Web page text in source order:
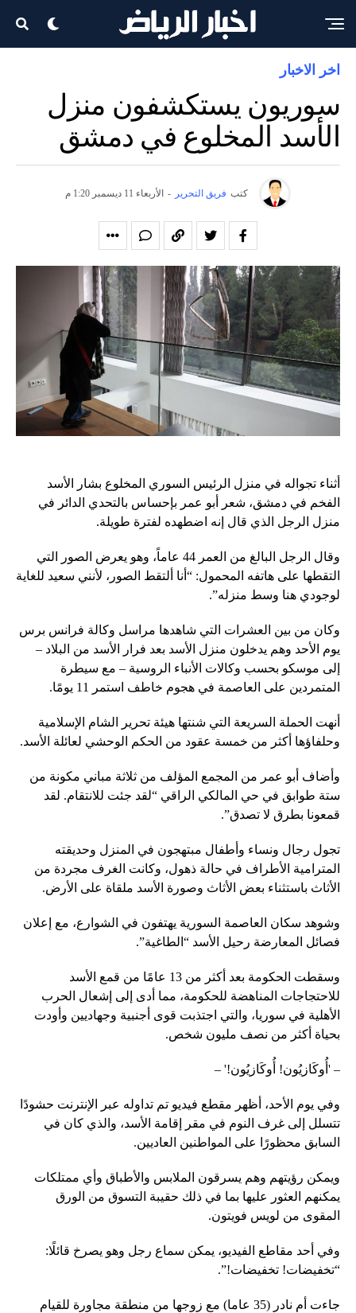
اخر الاخبار
سوريون يستكشفون منزل
الأسد المخلوع في دمشق
كتب فريق التحرير - الأربعاء 11 ديسمبر 1:20 م
أثناء تجواله في منزل الرئيس السوري المخلوع بشار الأسد
الفخم في دمشق، شعر أبو عمر بإحساس بالتحدي الدائر في
منزل الرجل الذي قال إنه اضطهده لفترة طويلة.
وقال الرجل البالغ من العمر 44 عاماً، وهو يعرض الصور التي
التقطها على هاتفه المحمول: “أنا ألتقط الصور، لأنني سعيد للغاية
لوجودي هنا وسط منزله”.
وكان من بين العشرات التي شاهدها مراسل وكالة فرانس برس
يوم الأحد وهم يدخلون منزل الأسد بعد فرار الأسد من البلاد –
إلى موسكو بحسب وكالات الأنباء الروسية – مع سيطرة
المتمردين على العاصمة في هجوم خاطف استمر 11 يومًا.
أنهت الحملة السريعة التي شنتها هيئة تحرير الشام الإسلامية
وحلفاؤها أكثر من خمسة عقود من الحكم الوحشي لعائلة الأسد.
وأضاف أبو عمر من المجمع المؤلف من ثلاثة مباني مكونة من
ستة طوابق في حي المالكي الراقي “لقد جئت للانتقام. لقد
قمعونا بطرق لا تصدق”.
تجول رجال ونساء وأطفال مبتهجون في المنزل وحديقته
المترامية الأطراف في حالة ذهول، وكانت الغرف مجردة من
الأثاث باستثناء بعض الأثاث وصورة الأسد ملقاة على الأرض.
وشوهد سكان العاصمة السورية يهتفون في الشوارع، مع إعلان
فصائل المعارضة رحيل الأسد “الطاغية”.
وسقطت الحكومة بعد أكثر من 13 عامًا من قمع الأسد
للاحتجاجات المناهضة للحكومة، مما أدى إلى إشعال الحرب
الأهلية في سوريا، والتي اجتذبت قوى أجنبية وجهاديين وأودت
بحياة أكثر من نصف مليون شخص.
– 'أُوكَازيُون! أُوكَازيُون!' –
وفي يوم الأحد، أظهر مقطع فيديو تم تداوله عبر الإنترنت حشودًا
تتسلل إلى غرف النوم في مقر إقامة الأسد، والذي كان في
السابق محظورًا على المواطنين العاديين.
ويمكن رؤيتهم وهم يسرقون الملابس والأطباق وأي ممتلكات
يمكنهم العثور عليها بما في ذلك حقيبة التسوق من الورق
المقوى من لويس فويتون.
وفي أحد مقاطع الفيديو، يمكن سماع رجل وهو يصرخ قائلًا:
“تخفيضات! تخفيضات!”.
جاءت أم نادر (35 عاما) مع زوجها من منطقة مجاورة للقيام